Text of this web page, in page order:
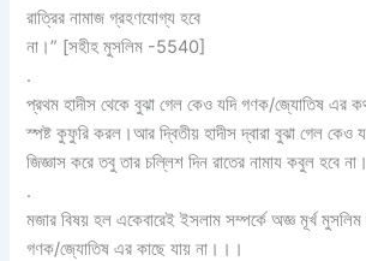
রাত্রির নামাজ গ্রহণযোগ্য হবে
না।” [সহীহ মুসলিম -5540]
.
প্রথম হাদীস থেকে বুঝা গেল কেও যদি গণক/জ্যোতিষ এর
স্পষ্ট কুফুরি করল।আর দ্বিতীয় হাদীস দ্বারা বুঝা গেল
জিজ্ঞাস করে তবু তার চল্লিশ দিন রাতের নামায কবুল হবে
.
মজার বিষয় হল একেবারেই ইসলাম সম্পর্কে অজ্ঞ মূর্খ
গণক/জ্যোতিষ এর কাছে যায় না।।।